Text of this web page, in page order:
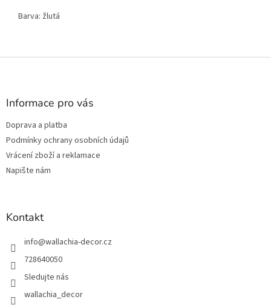
Barva: žlutá
Z
Informace pro vás
Doprava a platba
Podmínky ochrany osobních údajů
Vrácení zboží a reklamace
Napište nám
Kontakt
info@wallachia-decor.cz
728640050
Sledujte nás
wallachia_decor